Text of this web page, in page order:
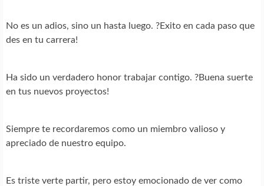
No es un adios, sino un hasta luego. ?Exito en cada paso que
des en tu carrera!
Ha sido un verdadero honor trabajar contigo. ?Buena suerte
en tus nuevos proyectos!
Siempre te recordaremos como un miembro valioso y
apreciado de nuestro equipo.
Es triste verte partir, pero estoy emocionado de ver como